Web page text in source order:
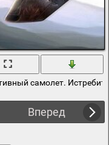
самолет.
Вперед